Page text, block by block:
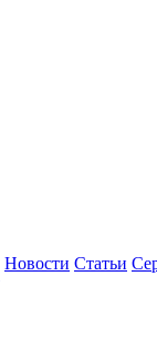
Новости Статьи